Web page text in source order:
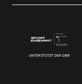
UNTERSTÜTZT DEN DBB